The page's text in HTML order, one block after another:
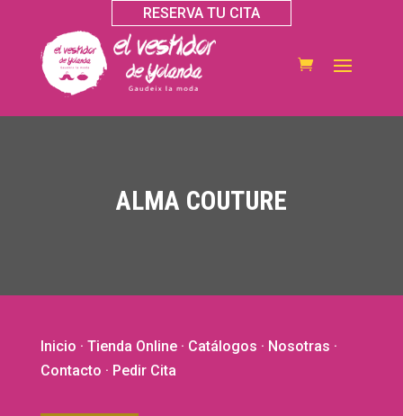
RESERVA TU CITA
ALMA COUTURE
Inicio · Tienda Online· Catálogos · Nosotras ·
Contacto · Pedir Cita